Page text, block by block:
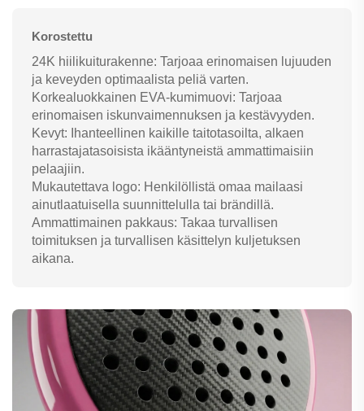
Korostettu
24K hiilikuiturakenne: Tarjoaa erinomaisen lujuuden
ja keveyden optimaalista peliä varten.
Korkealuokkainen EVA-kumimuovi: Tarjoaa
erinomaisen iskunvaimennuksen ja kestävyyden.
Kevyt: Ihanteellinen kaikille taitotasoilta, alkaen
harrastajatasoisista ikääntyneistä ammattimaisiin
pelaajiin.
Mukautettava logo: Henkilöllistä omaa mailaasi
ainutlaatuisella suunnittelulla tai brändillä.
Ammattimainen pakkaus: Takaa turvallisen
toimituksen ja turvallisen käsittelyn kuljetuksen
aikana.